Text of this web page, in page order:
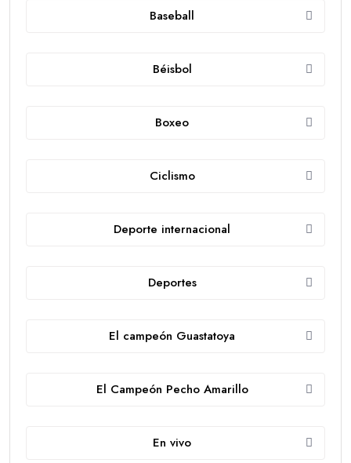
Baseball
Béisbol
Boxeo
Ciclismo
Deporte internacional
Deportes
El campeón Guastatoya
El Campeón Pecho Amarillo
En vivo